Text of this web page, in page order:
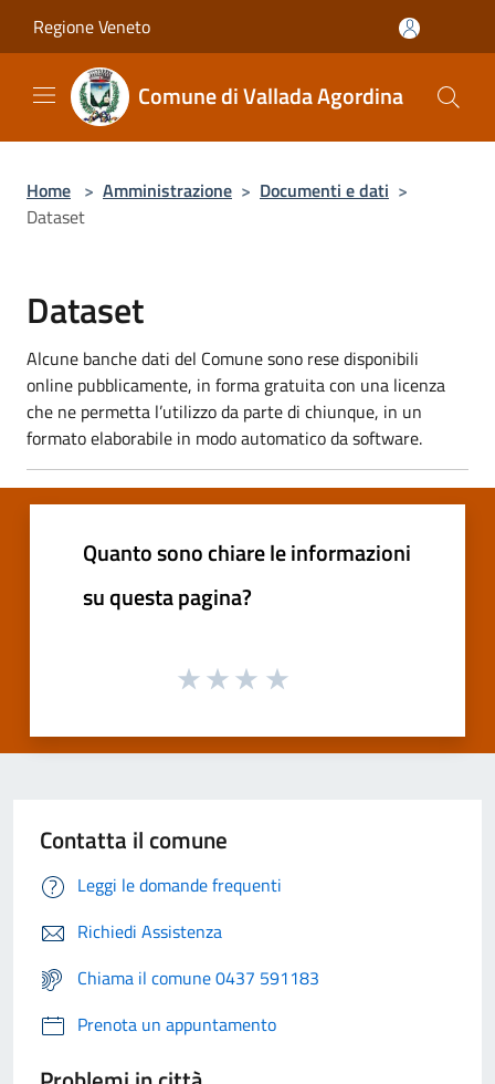
Regione Veneto
Comune di Vallada Agordina
Home > Amministrazione > Documenti e dati >
Dataset
Dataset
Alcune banche dati del Comune sono rese disponibili
online pubblicamente, in forma gratuita con una licenza
che ne permetta l’utilizzo da parte di chiunque, in un
formato elaborabile in modo automatico da software.
Quanto sono chiare le informazioni
su questa pagina?
Contatta il comune
Leggi le domande frequenti
Richiedi Assistenza
Chiama il comune 0437 591183
Prenota un appuntamento